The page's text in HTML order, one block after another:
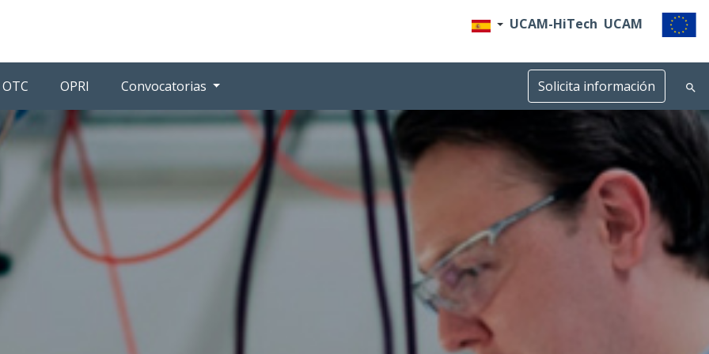
UCAM-HiTech UCAM
OTC OPRI Convocatorias Solicita información